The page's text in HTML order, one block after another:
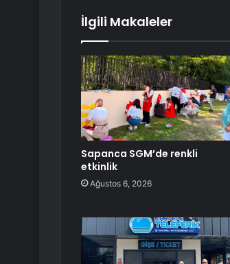
İlgili Makaleler
Sapanca SGM’de renkli
etkinlik
Ağustos 6, 2026